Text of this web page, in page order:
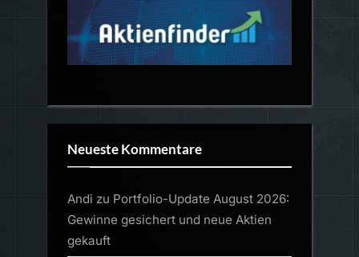
Neueste Kommentare
Andi zu Portfolio-Update August 2026:
Gewinne gesichert und neue Aktien
gekauft